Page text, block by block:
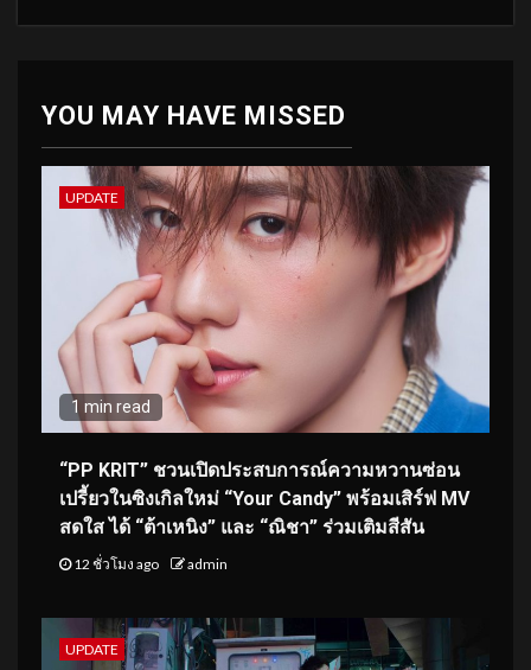
YOU MAY HAVE MISSED
UPDATE
1 min read
“PP KRIT” ชวนเปิดประสบการณ์ความหวานซ่อน
เปรี้ยวในซิงเกิลใหม่ “Your Candy” พร้อมเสิร์ฟ MV
สดใส ได้ “ต้าเหนิง” และ “ณิชา” ร่วมเติมสีสัน
12 ชั่วโมง ago admin
UPDATE